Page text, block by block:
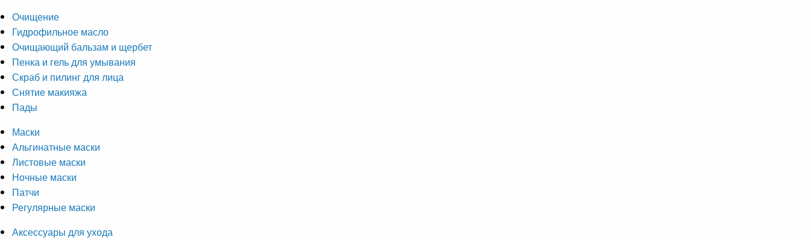
Очищение
Гидрофильное масло
Очищающий бальзам и щербет
Пенка и гель для умывания
Скраб и пилинг для лица
Снятие макияжа
Пады
Маски
Альгинатные маски
Листовые маски
Ночные маски
Патчи
Регулярные маски
Аксессуары для ухода